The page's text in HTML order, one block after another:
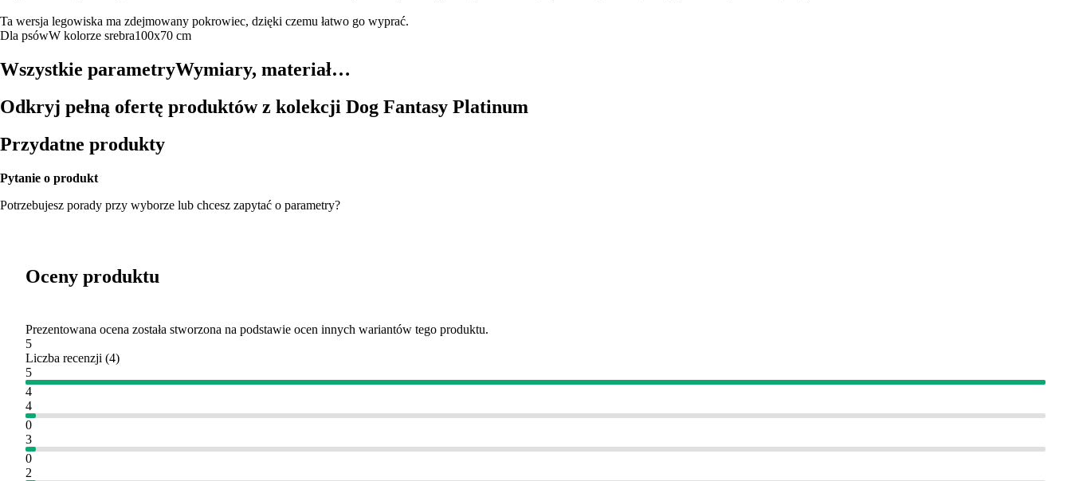
Ta wersja legowiska ma zdejmowany pokrowiec, dzięki czemu łatwo go wyprać.
Dla psówW kolorze srebra100x70 cm
Wszystkie parametryWymiary, materiał…
Odkryj pełną ofertę produktów z kolekcji Dog Fantasy Platinum
Przydatne produkty
Pytanie o produkt
Potrzebujesz porady przy wyborze lub chcesz zapytać o parametry?
Oceny produktu
Prezentowana ocena została stworzona na podstawie ocen innych wariantów tego produktu.
5
Liczba recenzji (4)
5
4
4
0
3
0
2